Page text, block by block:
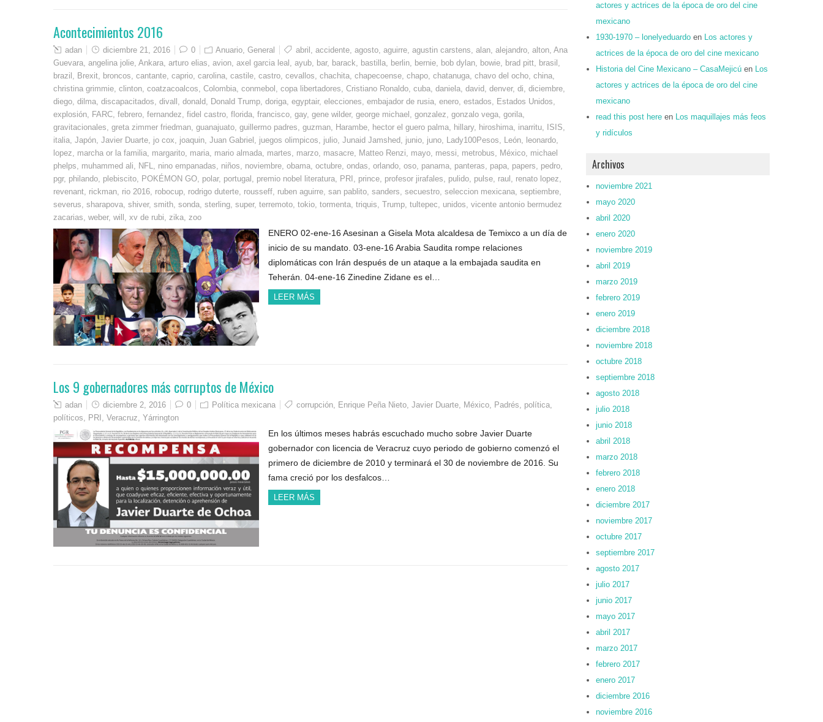
Acontecimientos 2016
adan diciembre 21, 2016 0 Anuario General abril accidente agosto aguirre agustin carstens alan alejandro alton Ana
Guevara angelina jolie Ankara arturo elias avion axel garcia leal ayub bar, barack bastilla berlin bernie bob dylan bowie brad pitt brasil
brazil
Brexit broncos cantante caprio carolina castile castro cevallos chachita chapecoense chapo chatanuga chavo del ocho china
christina grimmie clinton coatzacoalcos Colombia conmebol copa libertadores Cristiano Ronaldo cuba daniela david denver, di diciembre
diego dilma discapacitados divall donald Donald Trump doriga egyptair, elecciones embajador de rusia enero estados Estados Unidos
explosión FARC febrero fernandez fidel castro florida francisco gay, gene wilder, george michael gonzalez gonzalo vega gorila
gravitacionales greta zimmer friedman guanajuato guillermo padres guzman Harambe hector el guero palma hillary, hiroshima inarritu ISIS
italia Japón Javier Duarte jo cox joaquin Juan Gabriel juegos olimpicos julio Junaid Jamshed junio juno Lady100Pesos León leonardo
lopez
marcha or la familia margarito maria mario almada martes marzo masacre Matteo Renzi mayo messi metrobus México michael
phelps
muhammed ali NFL nino empanadas niños noviembre obama octubre ondas orlando oso panama panteras papa papers pedro
pgr, philando plebiscito POKÉMON GO polar, portugal premio nobel literatura PRI prince profesor jirafales pulido pulse raul renato lopez
revenant rickman rio 2016 robocup rodrigo duterte rousseff ruben aguirre san pablito sanders secuestro seleccion mexicana septiembre
severus sharapova shiver, smith sonda sterling super, terremoto tokio tormenta triquis Trump tultepec unidos vicente antonio bermudez
zacarias weber, will xv de rubi zika zoo
ENERO 02-ene-16 Asesinan a Gisela Mota alcaldesa de Temixco a un día de
inicio de su mandato. 03-ene-16 Arabia Saudita rompe relaciones
diplomáticas con Irán después de un ataque a la embajada saudita en
Teherán. 04-ene-16 Zinedine Zidane es el…
LEER MÁS
Los 9 gobernadores más corruptos de México
adan diciembre 2, 2016 0 Política mexicana corrupción, Enrique Peña Nieto, Javier Duarte, México, Padrés, política,
políticos, PRI , Veracruz, Yárrington
En los últimos meses habrás escuchado mucho sobre Javier Duarte
gobernador con licencia de Veracruz cuyo periodo de gobierno comenzó el
primero de diciembre de 2010 y terminará el 30 de noviembre de 2016. Su
fama creció por los desfalcos…
LEER MÁS
actores y actrices de la época de oro del cine
mexicano
1930-1970 – lonelyeduardo en Los actores y
actrices de la época de oro del cine mexicano
Historia del Cine Mexicano – CasaMejicú en Los
actores y actrices de la época de oro del cine
mexicano
read this post here en Los maquillajes más feos
y ridículos
Archivos
noviembre 2021
mayo 2020
abril 2020
enero 2020
noviembre 2019
abril 2019
marzo 2019
febrero 2019
enero 2019
diciembre 2018
noviembre 2018
octubre 2018
septiembre 2018
agosto 2018
julio 2018
junio 2018
abril 2018
marzo 2018
febrero 2018
enero 2018
diciembre 2017
noviembre 2017
octubre 2017
septiembre 2017
agosto 2017
julio 2017
junio 2017
mayo 2017
abril 2017
marzo 2017
febrero 2017
enero 2017
diciembre 2016
noviembre 2016